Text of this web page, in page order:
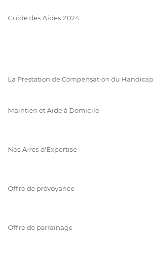
Guide des Aides 2024
La Prestation de Compensation du Handicap
Maintien et Aide à Domicile
Nos Aires d'Expertise
Offre de prévoyance
Offre de parrainage